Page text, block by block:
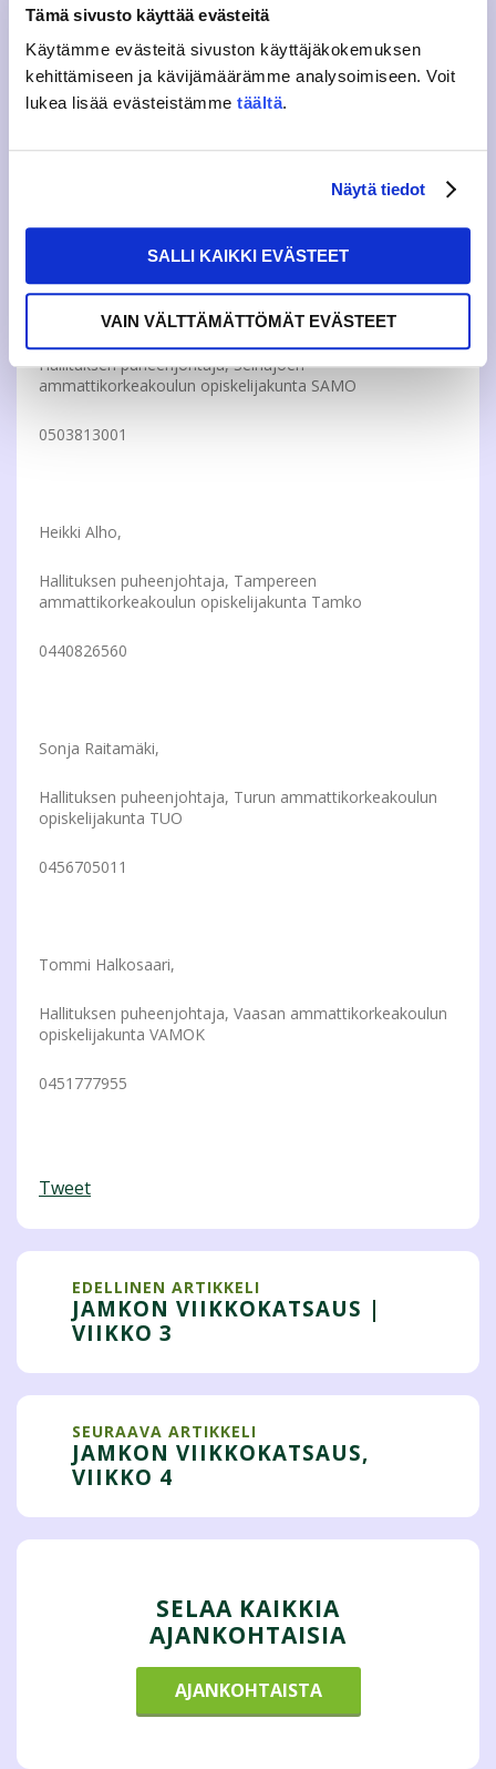
Tämä sivusto käyttää evästeitä
Käytämme evästeitä sivuston käyttäjäkokemuksen
kehittämiseen ja kävijämäärämme analysoimiseen. Voit
lukea lisää evästeistämme täältä.
Näytä tiedot
SALLI KAIKKI EVÄSTEET
VAIN VÄLTTÄMÄTTÖMÄT EVÄSTEET
Jaakko Lehtonen,
Hallituksen puheenjohtaja, Satakunnan
Otto Mantere,
Hallituksen puheenjohtaja, Seinäjoen
ammattikorkeakoulun opiskelijakunta SAMO
0503813001
Heikki Alho,
Hallituksen puheenjohtaja, Tampereen
ammattikorkeakoulun opiskelijakunta Tamko
0440826560
Sonja Raitamäki,
Hallituksen puheenjohtaja, Turun ammattikorkeakoulun
opiskelijakunta TUO
0456705011
Tommi Halkosaari,
Hallituksen puheenjohtaja, Vaasan ammattikorkeakoulun
opiskelijakunta VAMOK
0451777955
Tweet
EDELLINEN ARTIKKELI
JAMKON VIIKKOKATSAUS |
VIIKKO 3
SEURAAVA ARTIKKELI
JAMKON VIIKKOKATSAUS,
VIIKKO 4
SELAA KAIKKIA
AJANKOHTAISIA
AJANKOHTAISTA